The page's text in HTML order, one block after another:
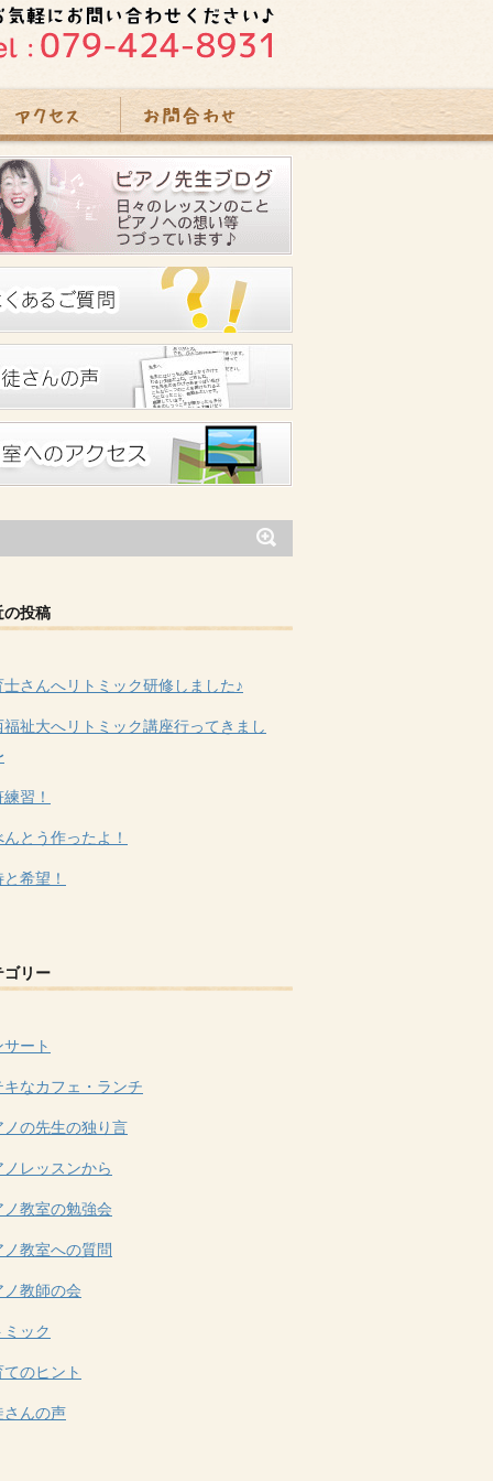
の投稿
士さんへリトミック研修しました♪
福祉大へリトミック講座行ってきまし
習！
んとう作ったよ！
希望！
ゴリー
サート
キなカフェ・ランチ
ノの先生の独り言
ノレッスンから
ノ教室の勉強会
ノ教室への質問
ノ教師の会
ミック
てのヒント
さんの声